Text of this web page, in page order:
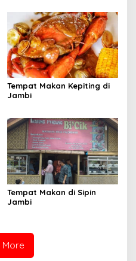
Tempat Makan Kepiting di
Jambi
Tempat Makan di Sipin
Jambi
More